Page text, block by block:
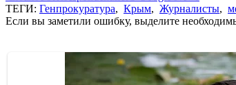
ТЕГИ: Генпрокуратура, Крым, Журналисты,
Если вы заметили ошибку, выделите